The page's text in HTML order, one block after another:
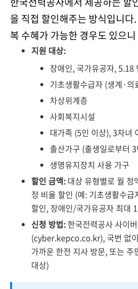
을 직접 할인해주는 방식입니
복 수혜가 가능한 경우도 있으
지원 대상:
장애인, 국가유공자, 5.18
기초생활수급자 (생계·
차상위계층
사회복지시설
대가족 (5인 이상), 3자녀
출산가구 (출생일로부터
생명유지장치 사용 가구
할인 금액: 대상 유형별로 월 정
정 비율 할인 (예: 기초생활수
할인, 장애인/국가유공자 최대
신청 방법: 한국전력공사 사이
(cyber.kepco.co.kr), 국번 없
가까운 한전 지사 방문, 또는 주
대상)